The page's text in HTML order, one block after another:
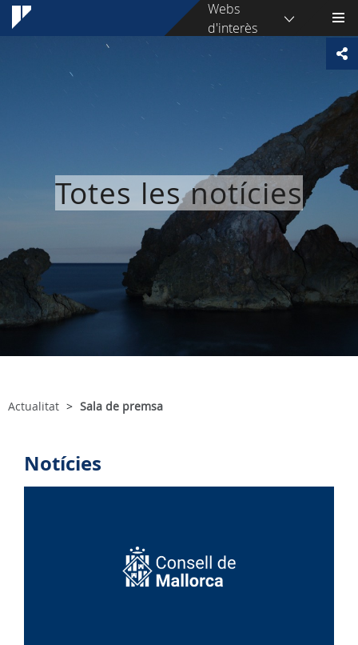
Webs
d'interès
Totes les notícies
Actualitat Sala de premsa
Notícies